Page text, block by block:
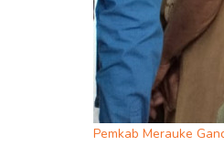
Pemkab Merauke